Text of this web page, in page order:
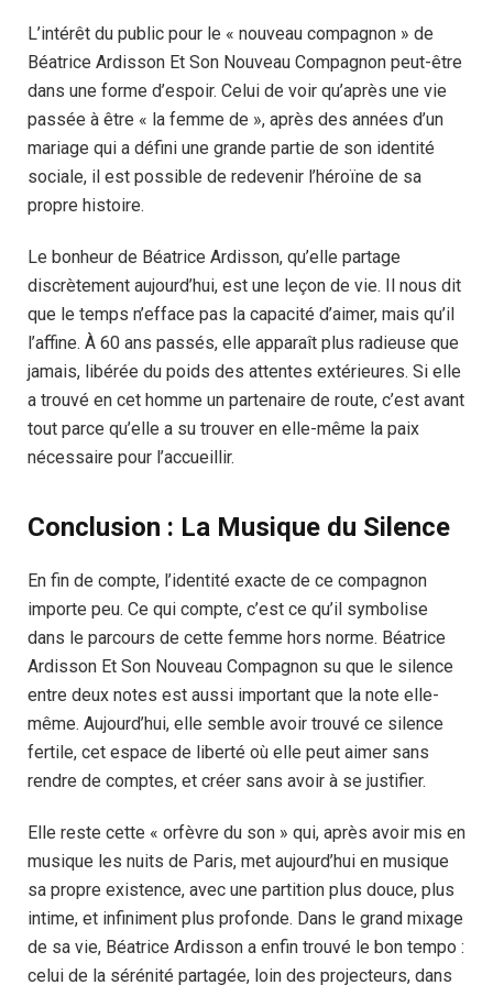
L’intérêt du public pour le « nouveau compagnon » de
Béatrice Ardisson Et Son Nouveau Compagnon peut-être
dans une forme d’espoir. Celui de voir qu’après une vie
passée à être « la femme de », après des années d’un
mariage qui a défini une grande partie de son identité
sociale, il est possible de redevenir l’héroïne de sa
propre histoire.
Le bonheur de Béatrice Ardisson, qu’elle partage
discrètement aujourd’hui, est une leçon de vie. Il nous dit
que le temps n’efface pas la capacité d’aimer, mais qu’il
l’affine. À 60 ans passés, elle apparaît plus radieuse que
jamais, libérée du poids des attentes extérieures. Si elle
a trouvé en cet homme un partenaire de route, c’est avant
tout parce qu’elle a su trouver en elle-même la paix
nécessaire pour l’accueillir.
Conclusion : La Musique du Silence
En fin de compte, l’identité exacte de ce compagnon
importe peu. Ce qui compte, c’est ce qu’il symbolise
dans le parcours de cette femme hors norme. Béatrice
Ardisson Et Son Nouveau Compagnon su que le silence
entre deux notes est aussi important que la note elle-
même. Aujourd’hui, elle semble avoir trouvé ce silence
fertile, cet espace de liberté où elle peut aimer sans
rendre de comptes, et créer sans avoir à se justifier.
Elle reste cette « orfèvre du son » qui, après avoir mis en
musique les nuits de Paris, met aujourd’hui en musique
sa propre existence, avec une partition plus douce, plus
intime, et infiniment plus profonde. Dans le grand mixage
de sa vie, Béatrice Ardisson a enfin trouvé le bon tempo :
celui de la sérénité partagée, loin des projecteurs, dans